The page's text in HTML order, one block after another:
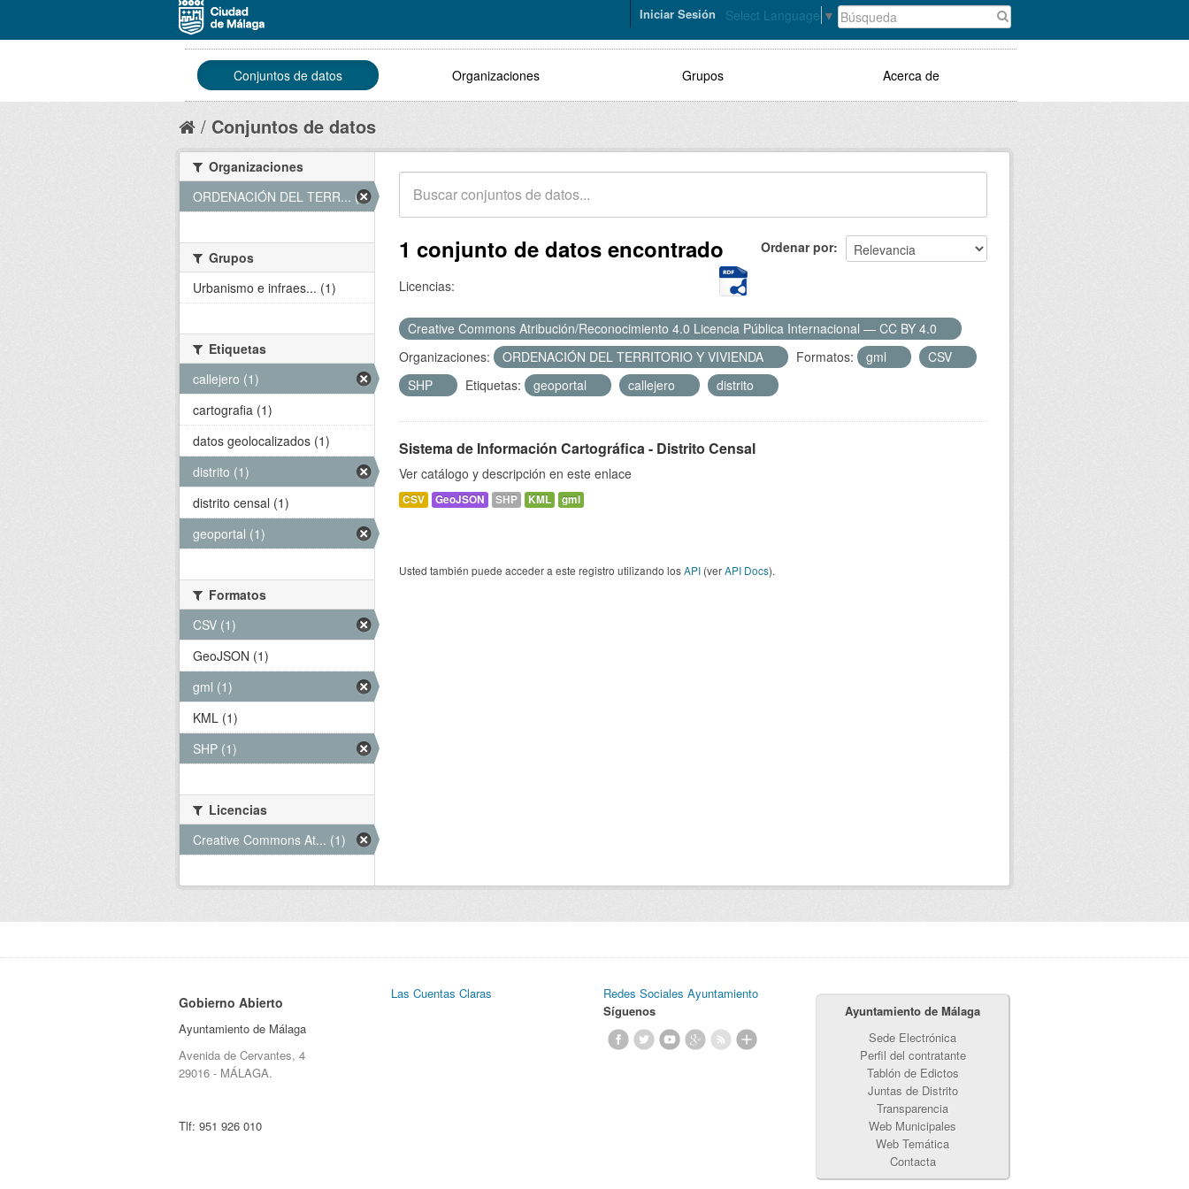
Select Language ▼
Iniciar Sesión
Conjuntos de datos Organizaciones Grupos Acerca de
Conjuntos de datos
Ordenar por
1 conjunto de datos encontrado
Licencias:
Creative Commons Atribución/Reconocimiento 4.0 Licencia Pública Internacional — CC BY 4.0
Organizaciones:
ORDENACIÓN DEL TERRITORIO Y VIVIENDA Formatos: gml
CSV
SHP
Etiquetas: geoportal callejero distrito
Sistema de Información Cartográfica - Distrito Censal
Ver catálogo y descripción en este enlace
CSV GeoJSON SHP KML gml
Usted también puede acceder a este registro utilizando losAPI (verAPI Docs).
Organizaciones
ORDENACIÓN DEL TERR... (1)
Grupos
Urbanismo e infraes... (1)
Etiquetas
callejero (1)
cartografia (1)
datos geolocalizados (1)
distrito (1)
distrito censal (1)
geoportal (1)
Formatos
CSV (1)
GeoJSON (1)
gml (1)
KML (1)
SHP (1)
Licencias
Creative Commons At... (1)
Gobierno Abierto
Ayuntamiento de Málaga
Avenida de Cervantes, 4
29016 - MÁLAGA.
Tlf: 951 926 010
Las Cuentas Claras
Redes Sociales Ayuntamiento
Síguenos
Ayuntamiento de Málaga
Sede Electrónica
Perfil del contratante
Tablón de Edictos
Juntas de Distrito
Transparencia
Web Municipales
Web Temática
Contacta